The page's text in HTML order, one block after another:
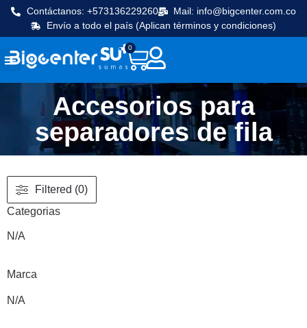
Contáctanos: +573136229260
Mail: info@bigcenter.com.co
Envío a todo el país (Aplican términos y condiciones)
0
Accesorios para
separadores de fila
Filtered (0)
Categorias
N/A
Marca
N/A